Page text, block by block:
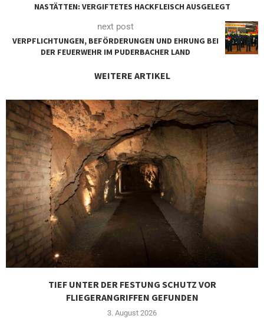
NASTÄTTEN: VERGIFTETES HACKFLEISCH AUSGELEGT
next post
VERPFLICHTUNGEN, BEFÖRDERUNGEN UND EHRUNG BEI
DER FEUERWEHR IM PUDERBACHER LAND
WEITERE ARTIKEL
TIEF UNTER DER FESTUNG SCHUTZ VOR
FLIEGERANGRIFFEN GEFUNDEN
3. August 2026